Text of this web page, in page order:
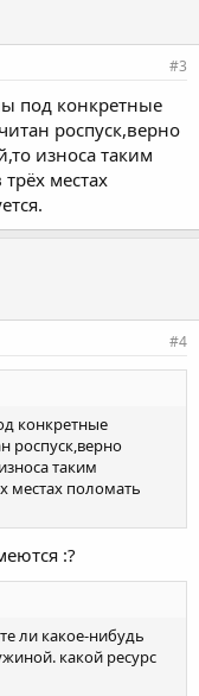
#3
под конкретные
роспуск,верно
износа таким
местах
#4
конкретные
роспуск,верно
таким
местах поломать
:?
ли какое-нибудь
какой ресурс